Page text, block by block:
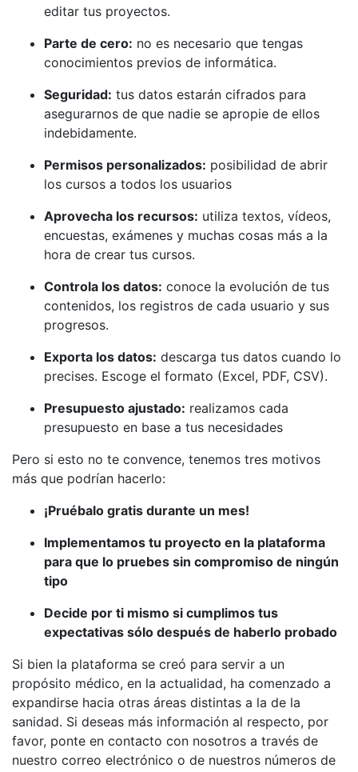
editar tus proyectos.
Parte de cero: no es necesario que tengas
conocimientos previos de informática.
Seguridad: tus datos estarán cifrados para
asegurarnos de que nadie se apropie de ellos
indebidamente.
Permisos personalizados: posibilidad de abrir
los cursos a todos los usuarios
Aprovecha los recursos: utiliza textos, vídeos,
encuestas, exámenes y muchas cosas más a la
hora de crear tus cursos.
Controla los datos: conoce la evolución de tus
contenidos, los registros de cada usuario y sus
progresos.
Exporta los datos: descarga tus datos cuando lo
precises. Escoge el formato (Excel, PDF, CSV).
Presupuesto ajustado: realizamos cada
presupuesto en base a tus necesidades
Pero si esto no te convence, tenemos tres motivos
más que podrían hacerlo:
¡Pruébalo gratis durante un mes!
Implementamos tu proyecto en la plataforma
para que lo pruebes sin compromiso de ningún
tipo
Decide por ti mismo si cumplimos tus
expectativas sólo después de haberlo probado
Si bien la plataforma se creó para servir a un
propósito médico, en la actualidad, ha comenzado a
expandirse hacia otras áreas distintas a la de la
sanidad. Si deseas más información al respecto, por
favor, ponte en contacto con nosotros a través de
nuestro correo electrónico o de nuestros números de